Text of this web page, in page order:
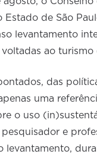
Estado de São
levantamento
ao
das
uma
o uso
e
levantamento,